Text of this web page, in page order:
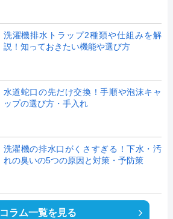
洗濯機排水トラップ2種類や仕組みを解
説！知っておきたい機能や選び方
水道蛇口の先だけ交換！手順や泡沫キャ
ップの選び方・手入れ
洗濯機の排水口がくさすぎる！下水・汚
れの臭いの5つの原因と対策・予防策
コラム一覧を見る